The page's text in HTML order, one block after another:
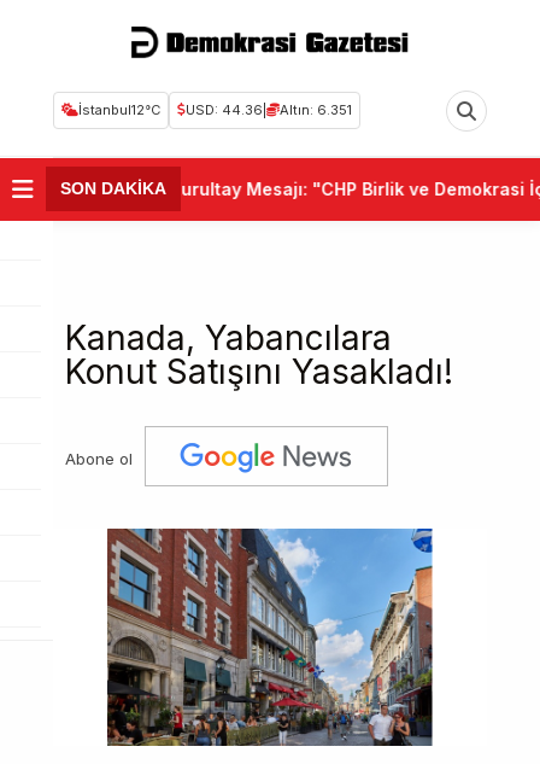
İstanbul12°C USD: 44.36 Altın: 6.351
SON DAKİKAKurultay Mesajı: "CHP Birlik ve Demokrasi
Kanada, Yabancılara
Konut Satışını Yasakladı!
Abone ol